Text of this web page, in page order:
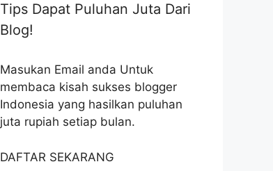
Tips Dapat Puluhan Juta Dari
Blog!
Masukan Email anda Untuk
membaca kisah sukses blogger
Indonesia yang hasilkan puluhan
juta rupiah setiap bulan.
DAFTAR SEKARANG